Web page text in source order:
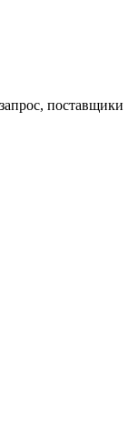
поставщики